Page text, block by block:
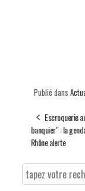
Publié dans
Escroquerie
banquier" : la
Rhône alerte